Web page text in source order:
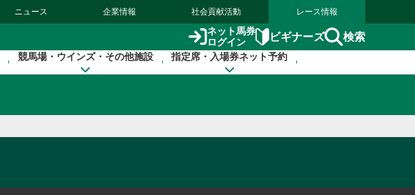
ニュース 企業情報 社会貢献活動 レース情報
ネット馬券
ログイン
ビギナーズ 検索
競馬場・ウインズ・その他施設 指定席・入場券ネット予約